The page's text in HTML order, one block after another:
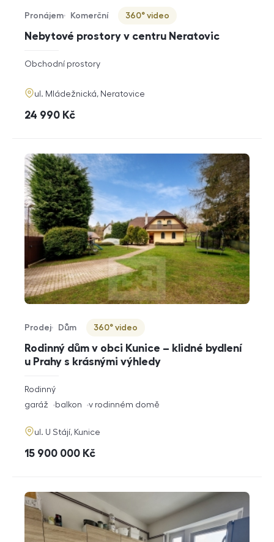
Nebytové prostory v centru Neratovic
Typ nabídky
Pronájem
Typ nemovitosti
Komerční
Virtuální prohlídka
360° video
rozměry
dispozice
Obchodní prostory
adresa
ul. Mládežnická, Neratovice
cena
24 990 Kč
Rodinný dům v obci Kunice – klidné bydlení
u Prahy s krásnými výhledy
Typ nabídky
Prodej
Typ nemovitosti
Dům
Virtuální prohlídka
360° video
rozměry
dispozice
Rodinný
funkce
garáž balkon v rodinném domě
adresa
ul. U Stájí, Kunice
cena
15 900 000 Kč